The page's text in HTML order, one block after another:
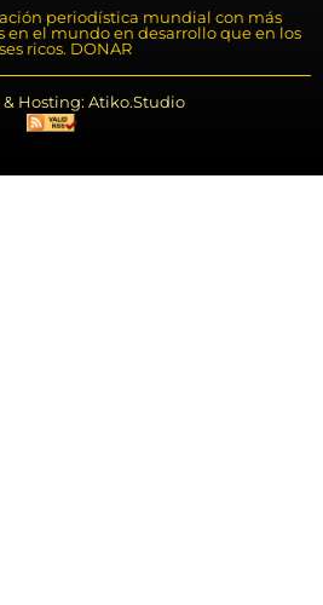
periodística mundial con más
en el mundo en desarrollo que en los
ricos. DONAR
& Hosting: Atiko.Studio